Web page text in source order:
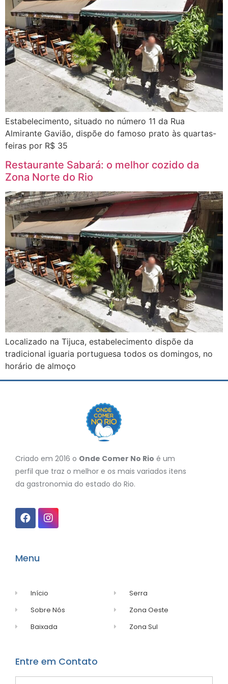
Estabelecimento, situado no número 11 da Rua
Almirante Gavião, dispõe do famoso prato às quartas-
feiras por R$ 35
Restaurante Sabará: o melhor cozido da
Zona Norte do Rio
Localizado na Tijuca, estabelecimento dispõe da
tradicional iguaria portuguesa todos os domingos, no
horário de almoço
Criado em 2016 o Onde Comer No Rio é um
perfil que traz o melhor e os mais variados itens
da gastronomia do estado do Rio.
Menu
Início
Sobre Nós
Baixada
Serra
Zona Oeste
Zona Sul
Entre em Contato